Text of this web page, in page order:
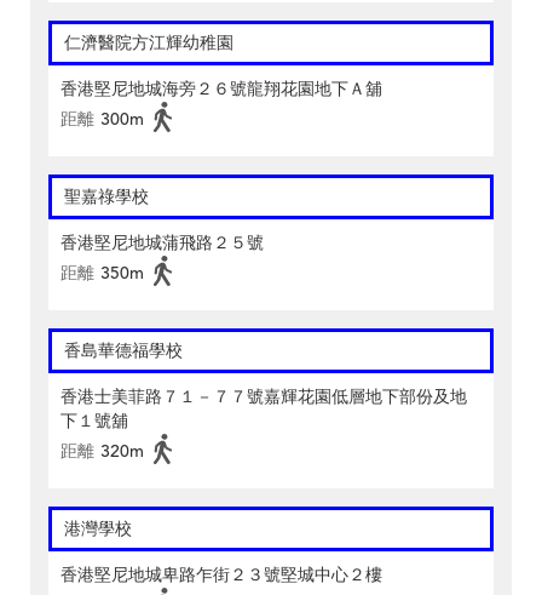
仁濟醫院方江輝幼稚園
香港堅尼地城海旁２６號龍翔花園地下Ａ舖
距離 300m
聖嘉祿學校
香港堅尼地城蒲飛路２５號
距離 350m
香島華德福學校
香港士美菲路７１－７７號嘉輝花園低層地下部份及地
下１號舖
距離 320m
港灣學校
香港堅尼地城卑路乍街２３號堅城中心２樓